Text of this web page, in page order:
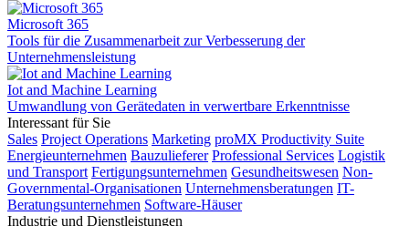
Microsoft 365
Tools für die Zusammenarbeit zur Verbesserung der
Unternehmensleistung
Iot and Machine Learning
Umwandlung von Gerätedaten in verwertbare Erkenntnisse
Interessant für Sie
Sales Project Operations Marketing proMX Productivity Suite
Energieunternehmen Bauzulieferer Professional Services Logistik
und Transport Fertigungsunternehmen Gesundheitswesen Non-
Governmental-Organisationen Unternehmensberatungen IT-
Beratungsunternehmen Software-Häuser
Industrie und Dienstleistungen